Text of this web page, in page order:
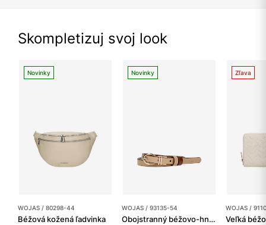
Skompletizuj svoj look
Novinky
WOJAS / 80298-44
Béžová kožená ľadvinka
Novinky
WOJAS / 93135-54
Obojstranný béžovo-hnedý dámsky kožený opasok
Zľava
WOJAS /